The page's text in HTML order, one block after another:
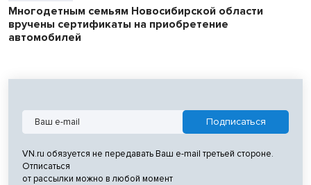
Многодетным семьям Новосибирской области
вручены сертификаты на приобретение
автомобилей
VN.ru обязуется не передавать Ваш e-mail третьей стороне.
Отписаться
от рассылки можно в любой момент